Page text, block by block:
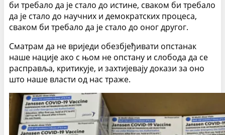
би требало да је стало до истине, сваком би требало
да је стало до научних и демократских процеса,
сваком би требало да је стало до оног другог.
Сматрам да не вриједи обезбјеђивати опстанак
наше нације ако с њом не опстану и слобода да се
расправља, критикује, и захтијевају докази за оно
што наше власти од нас траже.